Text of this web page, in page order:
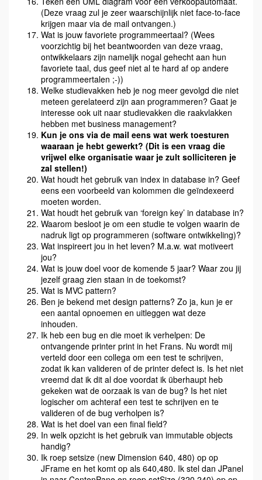
(Deze vraag zul je zeer waarschijnlijk niet face-to-face
krijgen maar via de mail ontvangen.)
Wat is jouw favoriete programmeertaal? (Wees
voorzichtig bij het beantwoorden van deze vraag,
ontwikkelaars zijn namelijk nogal gehecht aan hun
favoriete taal, dus geef niet al te hard af op andere
programmeertalen ;-))
Welke studievakken heb je nog meer gevolgd die niet
meteen gerelateerd zijn aan programmeren? Gaat je
interesse ook uit naar studievakken die raakvlakken
hebben met business management?
Kun je ons via de mail eens wat werk toesturen
waaraan je hebt gewerkt? (Dit is een vraag die
vrijwel elke organisatie waar je zult solliciteren je
zal stellen!)
Wat houdt het gebruik van index in database in? Geef
eens een voorbeeld van kolommen die geïndexeerd
moeten worden.
Wat houdt het gebruik van ‘foreign key’ in database in?
Waarom besloot je om een studie te volgen waarin de
nadruk ligt op programmeren (software ontwikkeling)?
Wat inspireert jou in het leven? M.a.w. wat motiveert
jou?
Wat is jouw doel voor de komende 5 jaar? Waar zou jij
jezelf graag zien staan in de toekomst?
Wat is MVC pattern?
Ben je bekend met design patterns? Zo ja, kun je er
een aantal opnoemen en uitleggen wat deze
inhouden.
Ik heb een bug en die moet ik verhelpen: De
ontvangende printer print in het Frans. Nu wordt mij
verteld door een collega om een test te schrijven,
zodat ik kan valideren of de printer defect is. Is het niet
vreemd dat ik dit al doe voordat ik überhaupt heb
gekeken wat de oorzaak is van de bug? Is het niet
logischer om achteraf een test te schrijven en te
valideren of de bug verholpen is?
Wat is het doel van een final field?
In welk opzicht is het gebruik van immutable objects
handig?
Ik roep setsize (new Dimension 640, 480) op op
JFrame en het komt op als 640,480. Ik stel dan JPanel